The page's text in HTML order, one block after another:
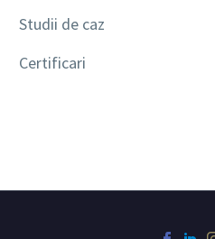
Studii de caz
Certificari